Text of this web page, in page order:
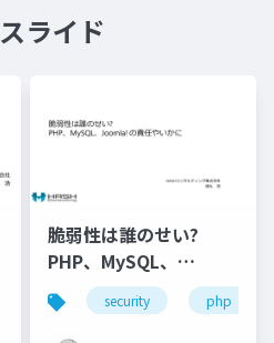
ライド
脆弱性は誰のせい?
PHP、MySQL、
Joomla! の責任やいか
に
security php